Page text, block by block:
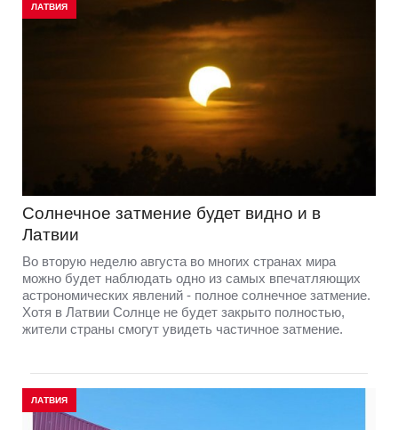
ЛАТВИЯ
Солнечное затмение будет видно и в
Латвии
Во вторую неделю августа во многих странах мира
можно будет наблюдать одно из самых впечатляющих
астрономических явлений - полное солнечное затмение.
Хотя в Латвии Солнце не будет закрыто полностью,
жители страны смогут увидеть частичное затмение.
ЛАТВИЯ